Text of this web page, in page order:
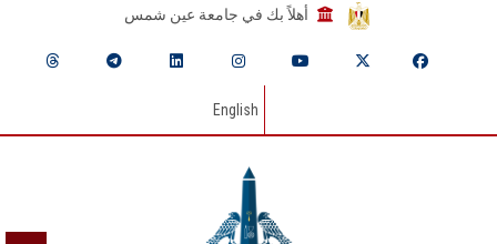
أهلاً بك في جامعة عين شمس
English